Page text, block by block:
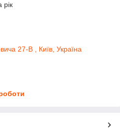
рік
27-В , Київ, Україна